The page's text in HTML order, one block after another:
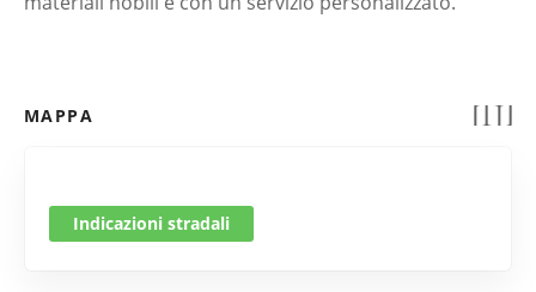
MAPPA
Indicazioni stradali